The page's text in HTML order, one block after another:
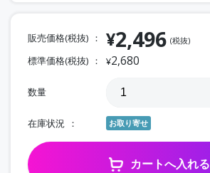
販売価格(税抜) ¥2,496 (税抜)
標準価格(税抜) ¥2,680
数量
在庫状況 お取り寄せ
カートへ入れる